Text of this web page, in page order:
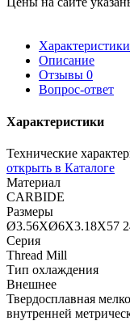
Характеристики
Описание
Отзывы 0
Вопрос-ответ
Характеристики
Технические
открыть в Каталоге
Материал
CARBIDE
Размеры
Ø3.56XØ6X3.18X57
Серия
Thread Mill
Тип охлаждения
Внешнее
Твердосплавная
внутренней